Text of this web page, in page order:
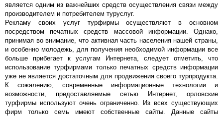
является одним из важнейших средств осуществления связи между
производителем и потребителем туруслуг.
Рекламу своих услуг турфирмы осуществляют в основном
посредством печатных средств массовой информации. Однако,
принимая во внимание, что активная часть населения нашей страны,
и особенно молодежь, для получения необходимой информации все
больше прибегает к услугам Интернета, следует отметить, что
использование турфирмами только печатных средств информации
уже не является достаточным для продвижения своего турпродукта.
К сожалению, современные информационные технологии и
возможности, предоставляемые сетью Интернет, орловские
турфирмы используют очень ограниченно. Из всех существующих
фирм только семь имеют собственные сайты. Данные сайты